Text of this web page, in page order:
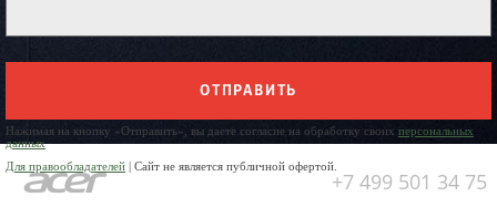
ОТПРАВИТЬ
Нажимая на кнопку «Отправить», вы даете согласие на обработку своих персональных
данных
Для правообладателей | Сайт не является публичной офертой.
+7 499 501 34 75